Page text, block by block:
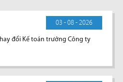
03 - 08 - 2026
đổi Kế toán trưởng Công ty